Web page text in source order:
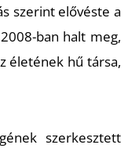
szerint elővéste a
ban halt meg,
életének hű társa,
szerkesztett